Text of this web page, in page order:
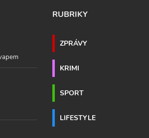
RUBRIKY
ZPRÁVY
KRIMI
SPORT
LIFESTYLE